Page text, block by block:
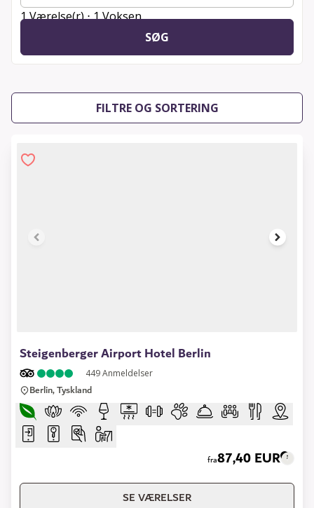
1 Værelse(r) ⋅ 1 Voksen
SØG
FILTRE OG SORTERING
Steigenberger Airport Hotel Berlin
449Anmeldelser
Berlin, Tyskland
fra87,40 EUR
SE VÆRELSER